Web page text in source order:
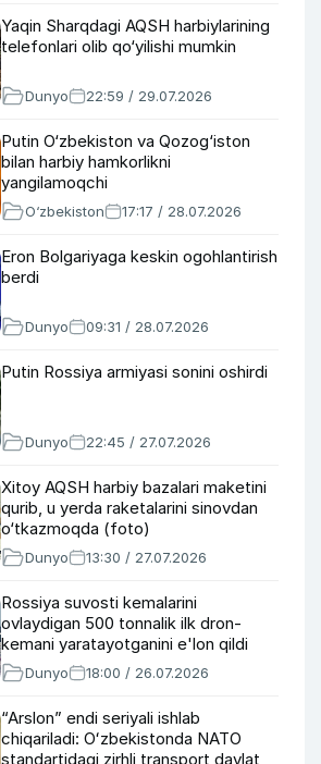
Yaqin Sharqdagi AQSH harbiylarining
telefonlari olib qo‘yilishi mumkin
Dunyo 22:59 / 29.07.2026
Putin O‘zbekiston va Qozog‘iston
bilan harbiy hamkorlikni
yangilamoqchi
O‘zbekiston 17:17 / 28.07.2026
Eron Bolgariyaga keskin ogohlantirish
berdi
Dunyo 09:31 / 28.07.2026
Putin Rossiya armiyasi sonini oshirdi
Dunyo 22:45 / 27.07.2026
Xitoy AQSH harbiy bazalari maketini
qurib, u yerda raketalarini sinovdan
o‘tkazmoqda (foto)
Dunyo 13:30 / 27.07.2026
Rossiya suvosti kemalarini
ovlaydigan 500 tonnalik ilk dron-
kemani yaratayotganini e'lon qildi
Dunyo 18:00 / 26.07.2026
“Arslon” endi seriyali ishlab
chiqariladi: Oʻzbekistonda NATO
standartidagi zirhli transport davlat